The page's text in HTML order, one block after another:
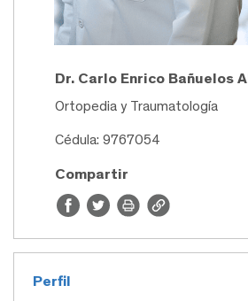
Dr. Carlo Enrico Bañuelos
Ortopedia y Traumatología
Cédula: 9767054
Compartir
Perfil